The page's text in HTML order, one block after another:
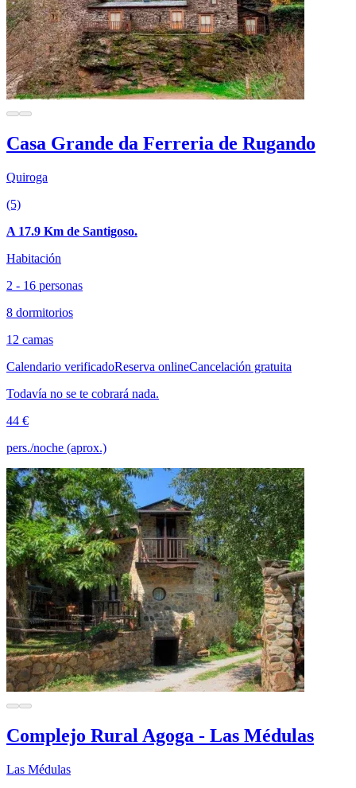
Casa Grande da Ferreria de Rugando
Quiroga
(5)
A 17.9 Km de Santigoso.
Habitación
2 - 16 personas
8 dormitorios
12 camas
Calendario verificadoReserva onlineCancelación gratuita
Todavía no se te cobrará nada.
44 €
pers./noche (aprox.)
Complejo Rural Agoga - Las Médulas
Las Médulas